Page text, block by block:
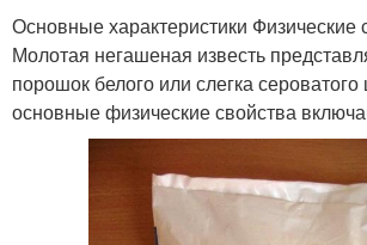
Основные характеристики Физические
Молотая негашеная известь
порошок белого или слегка сероватого
основные физические свойства